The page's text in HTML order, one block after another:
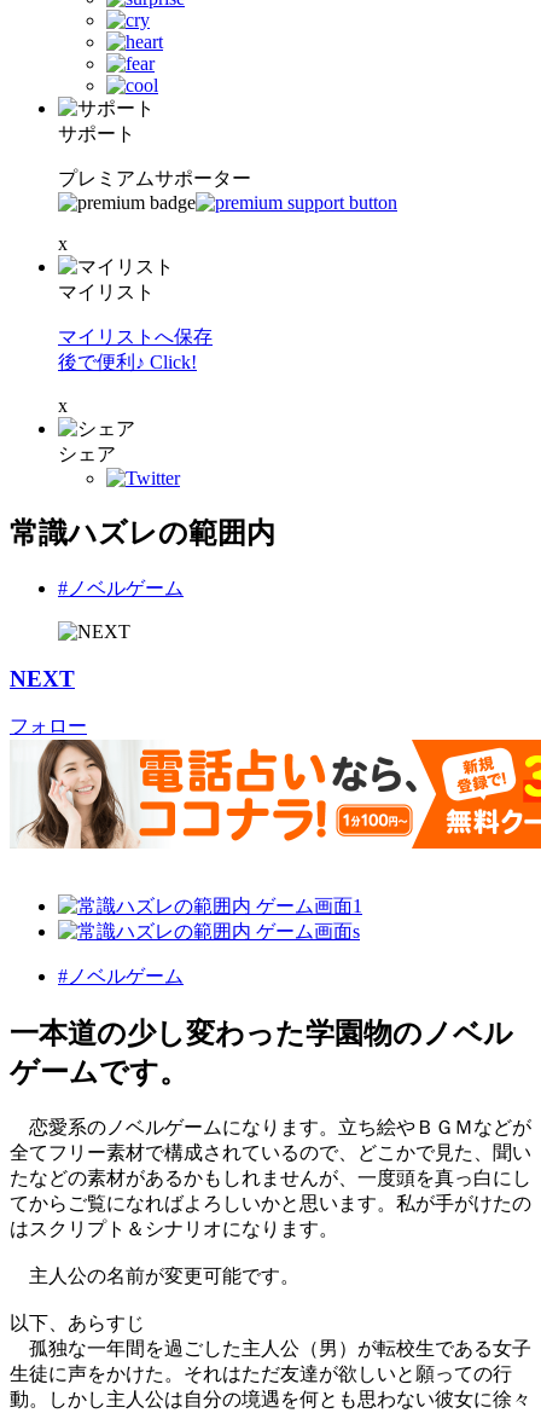
サポート
プレミアムサポーター
x
マイリスト
マイリストへ保存
後で便利♪ Click!
x
シェア
常識ハズレの範囲内
#ノベルゲーム
NEXT
フォロー
#ノベルゲーム
一本道の少し変わった学園物のノベル
ゲームです。
恋愛系のノベルゲームになります。立ち絵やＢＧＭなどが
全てフリー素材で構成されているので、どこかで見た、聞い
たなどの素材があるかもしれませんが、一度頭を真っ白にし
てからご覧になればよろしいかと思います。私が手がけたの
はスクリプト＆シナリオになります。
主人公の名前が変更可能です。
以下、あらすじ
孤独な一年間を過ごした主人公（男）が転校生である女子
生徒に声をかけた。それはただ友達が欲しいと願っての行
動。しかし主人公は自分の境遇を何とも思わない彼女に徐々